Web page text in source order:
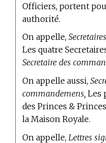
Officiers, portent
authorité.
On appelle,
Les quatre
Secretaire des
On appelle aussi,
commandemens, Les
des Princes &
la Maison Royale.
On appelle, Lettres